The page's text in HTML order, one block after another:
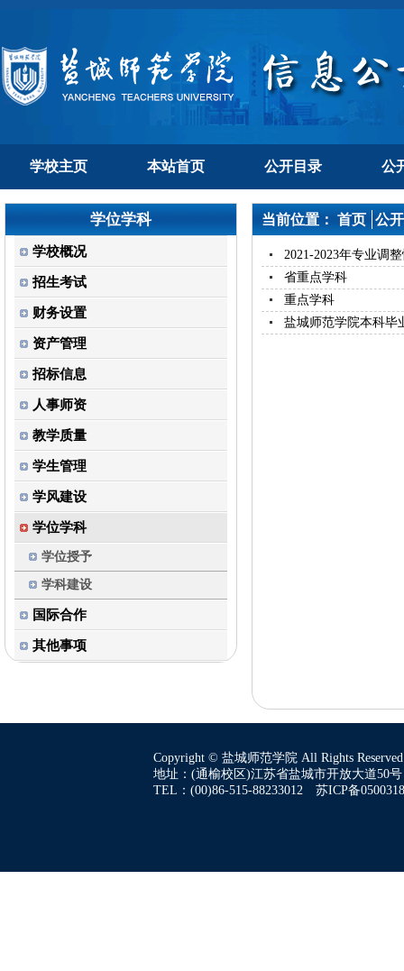
学校主页 本站首页 公开目录 公
学位学科
学校概况
招生考试
财务设置
资产管理
招标信息
人事师资
教学质量
学生管理
学风建设
学位学科
学位授予
学科建设
国际合作
其他事项
当前位置： 首页 公
2021-2023年专业调
省重点学科
重点学科
盐城师范学院本科毕
Copyright © 盐城师范学院 All Rights
地址：(通榆校区)江苏省盐城市开放大道
TEL：(00)86-515-88233012 苏ICP备